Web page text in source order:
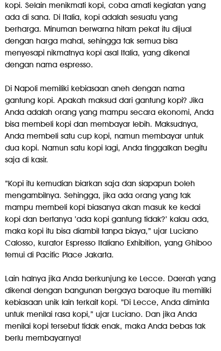
kopi. Selain menikmati kopi, coba amati kegiatan yang
ada di sana. Di Italia, kopi adalah sesuatu yang
berharga. Minuman berwarna hitam pekat itu dijual
dengan harga mahal, sehingga tak semua bisa
menyesapi nikmatnya kopi asal Italia, yang dikenal
dengan nama espresso.
Di Napoli memiliki kebiasaan aneh dengan nama
gantung kopi. Apakah maksud dari gantung kopi? Jika
Anda adalah orang yang mampu secara ekonomi, Anda
bisa membeli kopi dan membayar lebih. Maksudnya,
Anda membeli satu cup kopi, namun membayar untuk
dua kopi. Namun satu kopi lagi, Anda tinggalkan begitu
saja di kasir.
”Kopi itu kemudian biarkan saja dan siapapun boleh
mengambilnya. Sehingga, jika ada orang yang tak
mampu membeli kopi biasanya akan masuk ke kedai
kopi dan bertanya ’ada kopi gantung tidak?’ kalau ada,
maka kopi itu bisa diambil tanpa biaya,” ujar Luciano
Calosso, kurator Espresso Italiano Exhibition, yang Ghiboo
temui di Pacific Place Jakarta.
Lain halnya jika Anda berkunjung ke Lecce. Daerah yang
dikenal dengan bangunan bergaya baroque itu memiliki
kebiasaan unik lain terkait kopi. ”Di Lecce, Anda diminta
untuk menilai rasa kopi,” ujar Luciano. Dan jika Anda
menilai kopi tersebut tidak enak, maka Anda bebas tak
berlu membayarnya!